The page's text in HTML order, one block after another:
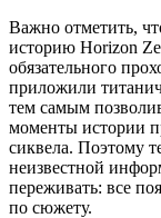
Важно отметить,
историю Horizon
обязательного
приложили
тем самым
моменты истории
сиквела. Поэтому
неизвестной
переживать: все
по сюжету.